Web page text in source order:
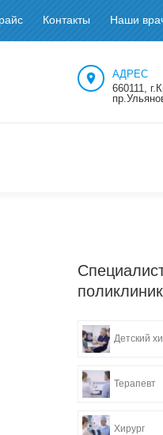
Контакты Наши
АДРЕС
660111,
Детский
Терапевт
Хирург